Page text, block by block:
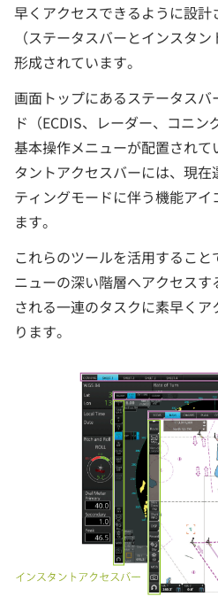
早くアクセスできるように設
（ステータスバーとインスタ
形成されています。
画面トップにあるステータス
ド（ECDIS、レーダー、コニ
基本操作メニューが配置され
タントアクセスバーには、現
ティングモードに伴う機能ア
ます。
これらのツールを活用するこ
ニューの深い階層へアクセス
される一連のタスクに素早く
ります。